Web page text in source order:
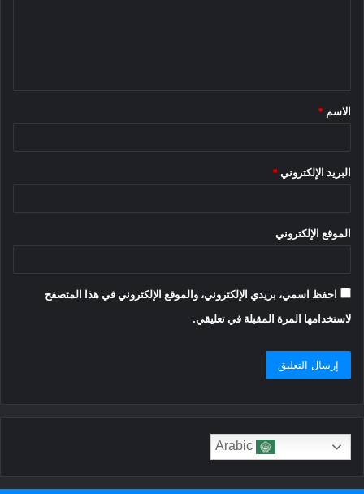
*
الاسم *
البريد الإلكتروني *
الموقع الإلكتروني
احفظ اسمي، بريدي الإلكتروني، والموقع الإلكتروني في هذا المتصفح
لاستخدامها المرة المقبلة في تعليقي.